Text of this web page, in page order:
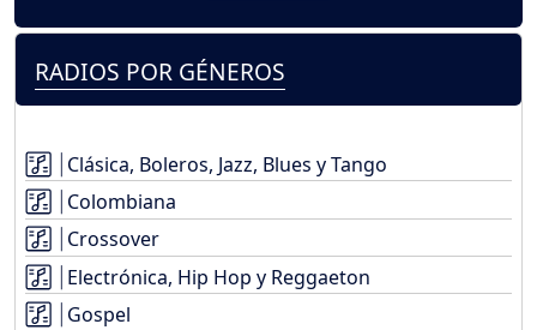
RADIOS POR GÉNEROS
Clásica, Boleros, Jazz, Blues y Tango
Colombiana
Crossover
Electrónica, Hip Hop y Reggaeton
Gospel